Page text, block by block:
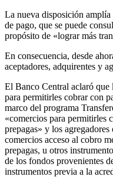
La nueva disposición amplía
de pago, que se puede
propósito de «lograr más
En consecuencia, desde
aceptadores, adquirentes y
El Banco Central aclaró que
para permitirles cobrar con
marco del programa
«comercios para permitirles
prepagas» y los
comercios acceso al cobro
prepagas, u otros
de los fondos provenientes
instrumentos previa a la